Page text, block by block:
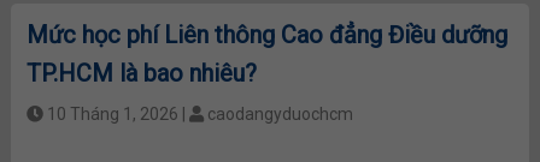
Mức học phí Liên thông Cao đẳng Điều dưỡng
TP.HCM là bao nhiêu?
10 Tháng 1, 2026 | caodangyduochcm